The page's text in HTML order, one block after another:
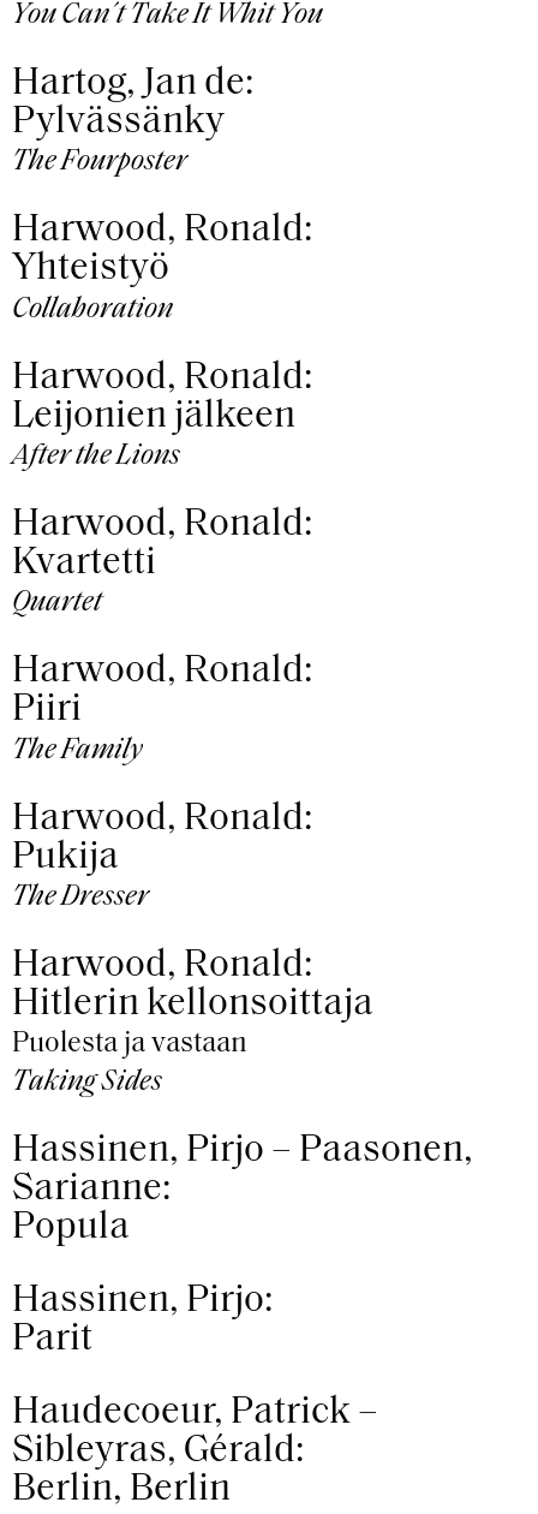
You Can´t Take It Whit You
Hartog, Jan de:
Pylvässänky
The Fourposter
Harwood, Ronald:
Yhteistyö
Collaboration
Harwood, Ronald:
Leijonien jälkeen
After the Lions
Harwood, Ronald:
Kvartetti
Quartet
Harwood, Ronald:
Piiri
The Family
Harwood, Ronald:
Pukija
The Dresser
Harwood, Ronald:
Hitlerin kellonsoittaja
Puolesta ja vastaan
Taking Sides
Hassinen, Pirjo – Paasonen,
Sarianne:
Popula
Hassinen, Pirjo:
Parit
Haudecoeur, Patrick –
Sibleyras, Gérald:
Berlin, Berlin